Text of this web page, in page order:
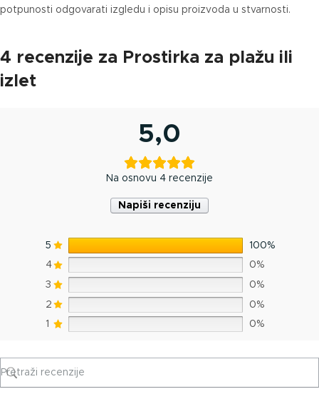
potpunosti odgovarati izgledu i opisu proizvoda u stvarnosti.
4 recenzije za Prostirka za plažu ili
izlet
5,0
Na osnovu 4 recenzije
Napiši recenziju
5
100%
4
0%
3
0%
2
0%
1
0%